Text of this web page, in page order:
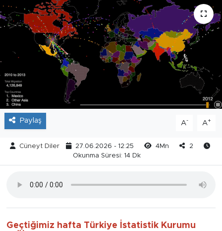
Paylaş A- A+
Cüneyt Diler 27.06.2026 - 12:25 4Mn
2
Okunma Süresi: 14 Dk
Geçtiğimiz hafta Türkiye İstatistik Kurumu